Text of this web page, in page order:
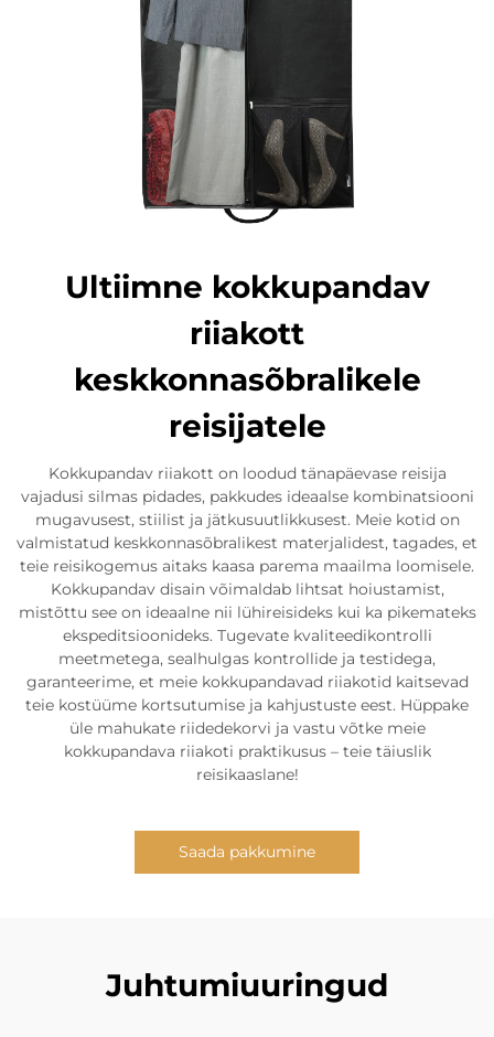
Ultiimne kokkupandav
riiakott
keskkonnasõbralikele
reisijatele
Kokkupandav riiakott on loodud tänapäevase reisija
vajadusi silmas pidades, pakkudes ideaalse kombinatsiooni
mugavusest, stiilist ja jätkusuutlikkusest. Meie kotid on
valmistatud keskkonnasõbralikest materjalidest, tagades, et
teie reisikogemus aitaks kaasa parema maailma loomisele.
Kokkupandav disain võimaldab lihtsat hoiustamist,
mistõttu see on ideaalne nii lühireisideks kui ka pikemateks
ekspeditsioonideks. Tugevate kvaliteedikontrolli
meetmetega, sealhulgas kontrollide ja testidega,
garanteerime, et meie kokkupandavad riiakotid kaitsevad
teie kostüüme kortsutumise ja kahjustuste eest. Hüppake
üle mahukate riidedekorvi ja vastu võtke meie
kokkupandava riiakoti praktikusus – teie täiuslik
reisikaaslane!
Saada pakkumine
Juhtumiuuringud